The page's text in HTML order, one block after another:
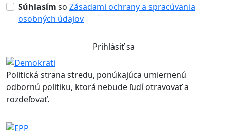
Súhlasím so Zásadami ochrany a spracúvania
osobných údajov
Prihlásiť sa
Politická strana stredu, ponúkajúca umiernenú
odbornú politiku, ktorá nebude ľudí otravovať a
rozdeľovať.